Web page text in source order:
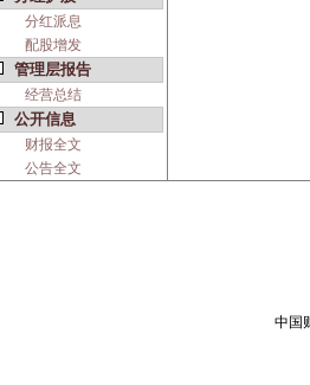
分红派息
配股增发
管理层报告
经营总结
公开信息
财报全文
公告全文
中国